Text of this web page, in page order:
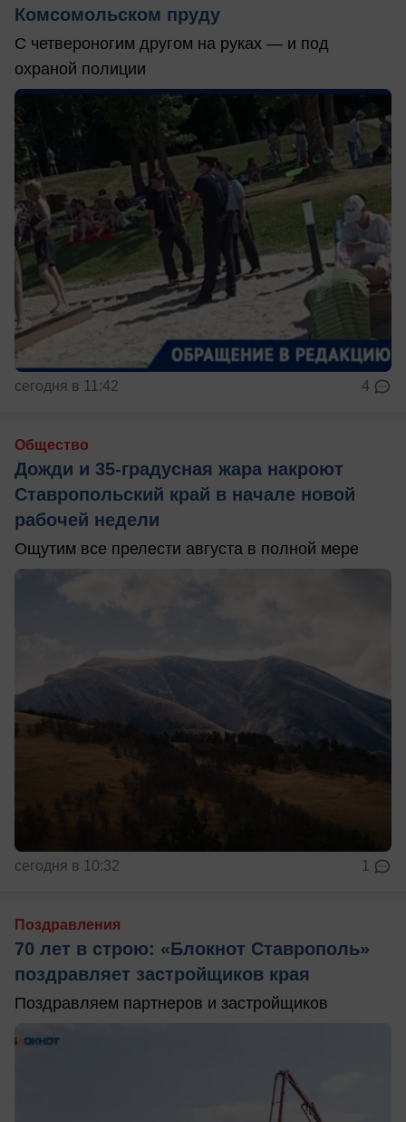
Комсомольском пруду
С четвероногим другом на руках — и под
охраной полиции
сегодня в 11:42 4
Общество
Дожди и 35-градусная жара накроют
Ставропольский край в начале новой
рабочей недели
Ощутим все прелести августа в полной мере
сегодня в 10:32 1
Поздравления
70 лет в строю: «Блокнот Ставрополь»
поздравляет застройщиков края
Поздравляем партнеров и застройщиков